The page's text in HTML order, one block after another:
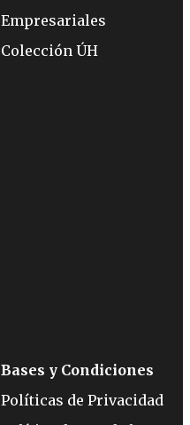
Empresariales
Colección ÚH
Bases y Condiciones
Políticas de Privacidad